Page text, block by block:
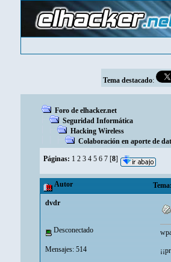
Tema destacado:
Foro de elhacker.net
Seguridad Informática
Hacking Wireless
Colaboración en aporte de
Páginas: 1 2 3 4 5 6 7 [8]
Autor
dvdr
Desconectado
Mensajes: 514